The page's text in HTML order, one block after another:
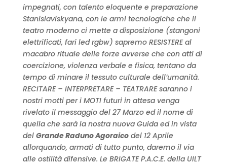
impegnati, con talento eloquente e preparazione
Stanislaviskyana, con le armi tecnologiche che il
teatro moderno ci mette a disposizione (stangoni
elettrificati, fari led rgbw) sapremo RESISTERE al
macabro rituale delle forze avverse che con atti di
coercizione, violenza verbale e fisica, tentano da
tempo di minare il tessuto culturale dell’umanità.
RECITARE – INTERPRETARE – TEATRARE saranno i
nostri motti per i MOTI futuri in attesa venga
rivelato il messaggio del 27 Marzo ed il nome di
quella che sarà la nostra nuova Guida ed in vista
del Grande Raduno Agoraicodel 12 Aprile
allorquando, armati di tutto punto, daremo il via
alle ostilità difensive. Le BRIGATE P.A.C.E. della UILT